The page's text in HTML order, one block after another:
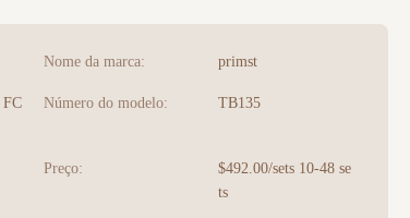
Nome da marca: primst
Número do modelo: TB135
Preço:
$492.00/sets 10-48 se
ts